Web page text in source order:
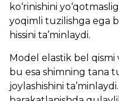
ko‘rinishini
yoqimli tuzilishga ega
hissini ta’minlaydi.
Model elastik bel qismi
bu esa shimning tana
joylashishini